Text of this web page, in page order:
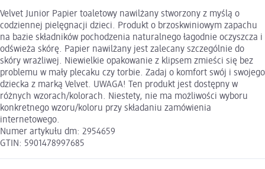
Velvet Junior Papier toaletowy nawilżany stworzony z myślą o
codziennej pielęgnacji dzieci. Produkt o brzoskwiniowym zapachu
na bazie składników pochodzenia naturalnego łagodnie oczyszcza i
odświeża skórę. Papier nawilżany jest zalecany szczególnie do
skóry wrażliwej. Niewielkie opakowanie z klipsem zmieści się bez
problemu w mały plecaku czy torbie. Zadaj o komfort swój i swojego
dziecka z marką Velvet. UWAGA! Ten produkt jest dostępny w
różnych wzorach/kolorach. Niestety, nie ma możliwości wyboru
konkretnego wzoru/koloru przy składaniu zamówienia
internetowego.
Numer artykułu dm: 2954659
GTIN: 5901478997685